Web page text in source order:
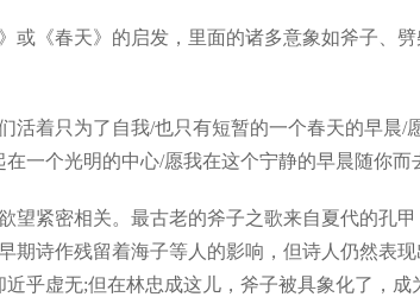
春天》的启发，里面的诸多意象如斧子、
着只为了自我/也只有短暂的一个春天的早晨/
一个光明的中心/愿我在这个宁静的早晨随你而
密相关。最古老的斧子之歌来自夏代的孔
诗作残留着海子等人的影响，但诗人仍然表
乎虚无;但在林忠成这儿，斧子被具象化了，